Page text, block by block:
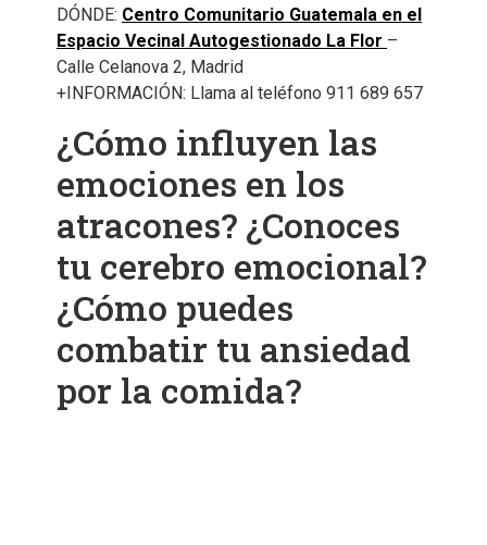
DÓNDE: Centro Comunitario Guatemala en el
Espacio Vecinal Autogestionado La Flor –
Calle Celanova 2, Madrid
+INFORMACIÓN: Llama al teléfono 911 689 657
¿Cómo influyen las
emociones en los
atracones? ¿Conoces
tu cerebro emocional?
¿Cómo puedes
combatir tu ansiedad
por la comida?